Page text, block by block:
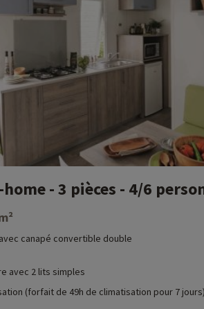
- 3 pièces - 4/6
canapé convertible double
avec 2 lits simples
(forfait de 49h de climatisation pour 7 jours)